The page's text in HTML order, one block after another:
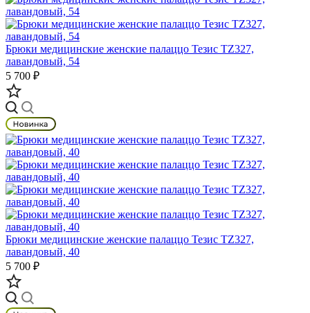
Брюки медицинские женские палаццо Тезис TZ327,
лавандовый, 54
5 700 ₽
Брюки медицинские женские палаццо Тезис TZ327,
лавандовый, 40
5 700 ₽